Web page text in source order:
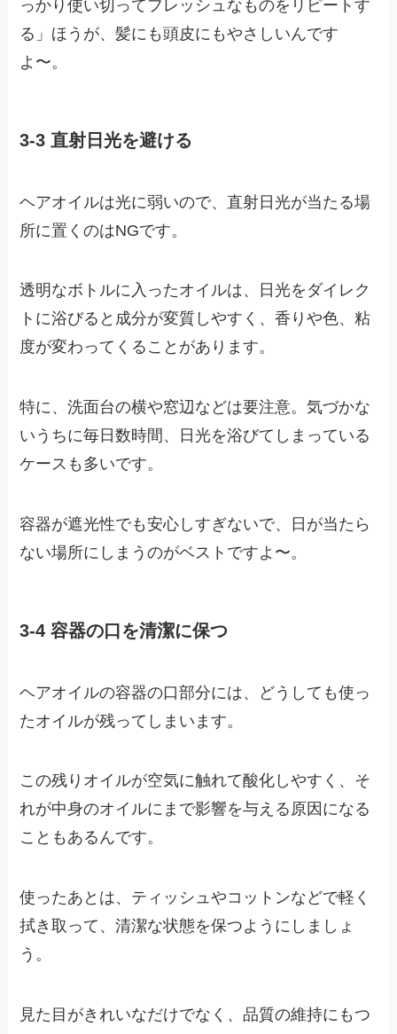
っかり使い切ってフレッシュなものをリピートす
る」ほうが、髪にも頭皮にもやさしいんです
よ〜。
3-3 直射日光を避ける
ヘアオイルは光に弱いので、直射日光が当たる場
所に置くのはNGです。
透明なボトルに入ったオイルは、日光をダイレク
トに浴びると成分が変質しやすく、香りや色、粘
度が変わってくることがあります。
特に、洗面台の横や窓辺などは要注意。気づかな
いうちに毎日数時間、日光を浴びてしまっている
ケースも多いです。
容器が遮光性でも安心しすぎないで、日が当たら
ない場所にしまうのがベストですよ〜。
3-4 容器の口を清潔に保つ
ヘアオイルの容器の口部分には、どうしても使っ
たオイルが残ってしまいます。
この残りオイルが空気に触れて酸化しやすく、そ
れが中身のオイルにまで影響を与える原因になる
こともあるんです。
使ったあとは、ティッシュやコットンなどで軽く
拭き取って、清潔な状態を保つようにしましょ
う。
見た目がきれいなだけでなく、品質の維持にもつ